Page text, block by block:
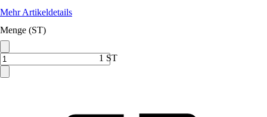
Mehr Artikeldetails
Menge (ST)
1 ST